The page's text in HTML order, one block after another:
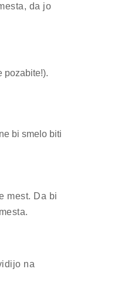
da jo
pozabite!).
bi smelo biti
mest. Da bi
na